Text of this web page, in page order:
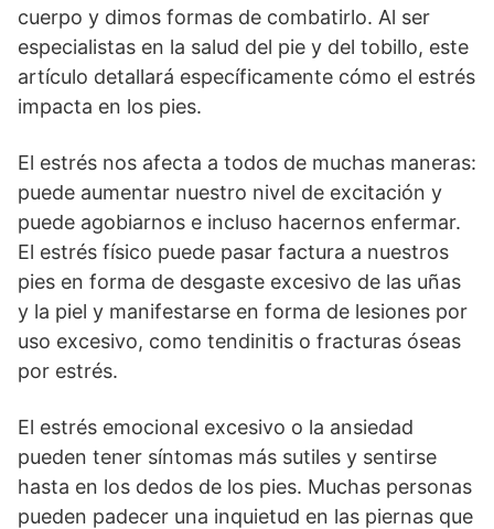
cuerpo y dimos formas de combatirlo. Al ser
especialistas en la salud del pie y del tobillo, este
artículo detallará específicamente cómo el estrés
impacta en los pies.
El estrés nos afecta a todos de muchas maneras:
puede aumentar nuestro nivel de excitación y
puede agobiarnos e incluso hacernos enfermar.
El estrés físico puede pasar factura a nuestros
pies en forma de desgaste excesivo de las uñas
y la piel y manifestarse en forma de lesiones por
uso excesivo, como tendinitis o fracturas óseas
por estrés.
El estrés emocional excesivo o la ansiedad
pueden tener síntomas más sutiles y sentirse
hasta en los dedos de los pies. Muchas personas
pueden padecer una inquietud en las piernas que